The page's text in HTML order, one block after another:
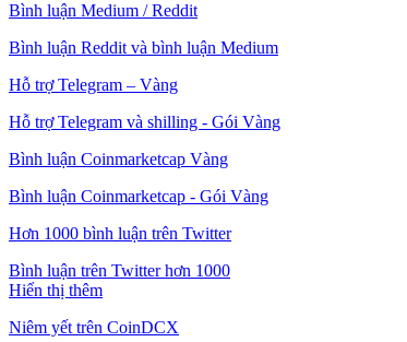
Bình luận Medium / Reddit
Bình luận Reddit và bình luận Medium
Hỗ trợ Telegram – Vàng
Hỗ trợ Telegram và shilling - Gói Vàng
Bình luận Coinmarketcap Vàng
Bình luận Coinmarketcap - Gói Vàng
Hơn 1000 bình luận trên Twitter
Bình luận trên Twitter hơn 1000
Hiển thị thêm
Niêm yết trên CoinDCX